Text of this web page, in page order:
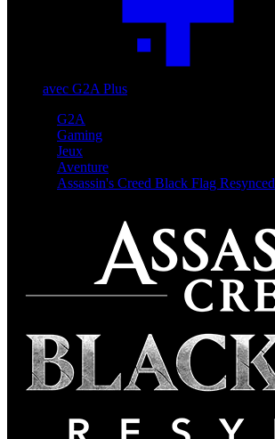
avec G2A Plus
G2A
Gaming
Jeux
Aventure
Assassin's Creed Black Flag Resynced